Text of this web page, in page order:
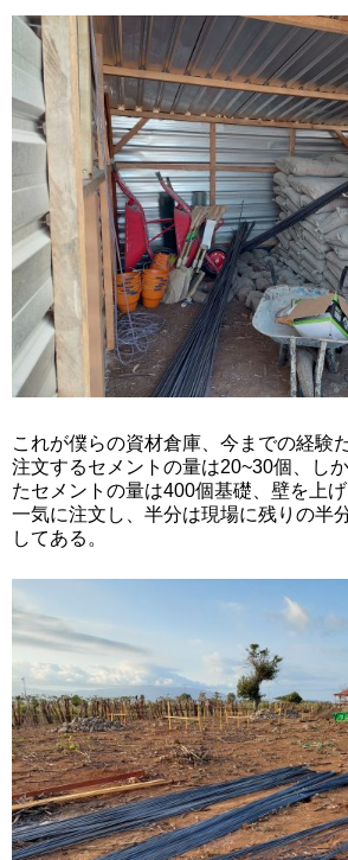
これが僕らの資材倉庫、今までの経験
注文するセメントの量は20~30個、し
たセメントの量は400個基礎、壁を上
一気に注文し、半分は現場に残りの半
してある。